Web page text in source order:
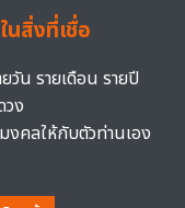
นสิ่งที่เชื่อ
วัน รายเดือน รายปี
ง
งคลให้กับตัวท่านเอง